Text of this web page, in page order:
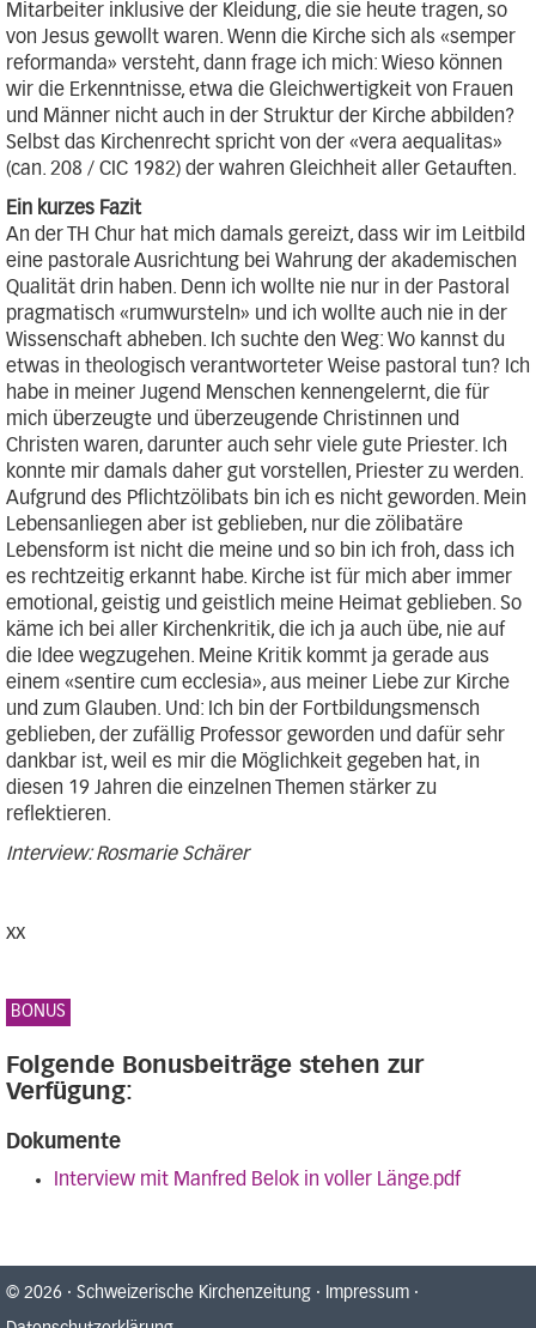
Mitarbeiter inklusive der Kleidung, die sie heute tragen, so
von Jesus gewollt waren. Wenn die Kirche sich als «semper
reformanda» versteht, dann frage ich mich: Wieso können
wir die Erkenntnisse, etwa die Gleichwertigkeit von Frauen
und Männer nicht auch in der Struktur der Kirche abbilden?
Selbst das Kirchenrecht spricht von der «vera aequalitas»
(can. 208 / CIC 1982) der wahren Gleichheit aller Getauften.
Ein kurzes Fazit
An der TH Chur hat mich damals gereizt, dass wir im Leitbild
eine pastorale Ausrichtung bei Wahrung der akademischen
Qualität drin haben. Denn ich wollte nie nur in der Pastoral
pragmatisch «rumwursteln» und ich wollte auch nie in der
Wissenschaft abheben. Ich suchte den Weg: Wo kannst du
etwas in theologisch verantworteter Weise pastoral tun? Ich
habe in meiner Jugend Menschen kennengelernt, die für
mich überzeugte und überzeugende Christinnen und
Christen waren, darunter auch sehr viele gute Priester. Ich
konnte mir damals daher gut vorstellen, Priester zu werden.
Aufgrund des Pflichtzölibats bin ich es nicht geworden. Mein
Lebensanliegen aber ist geblieben, nur die zölibatäre
Lebensform ist nicht die meine und so bin ich froh, dass ich
es rechtzeitig erkannt habe. Kirche ist für mich aber immer
emotional, geistig und geistlich meine Heimat geblieben. So
käme ich bei aller Kirchenkritik, die ich ja auch übe, nie auf
die Idee wegzugehen. Meine Kritik kommt ja gerade aus
einem «sentire cum ecclesia», aus meiner Liebe zur Kirche
und zum Glauben. Und: Ich bin der Fortbildungsmensch
geblieben, der zufällig Professor geworden und dafür sehr
dankbar ist, weil es mir die Möglichkeit gegeben hat, in
diesen 19 Jahren die einzelnen Themen stärker zu
reflektieren.
Interview: Rosmarie Schärer
xx
BONUS
Folgende Bonusbeiträge stehen zur
Verfügung:
Dokumente
Interview mit Manfred Belok in voller Länge.pdf
© 2026 · Schweizerische Kirchenzeitung · Impressum ·